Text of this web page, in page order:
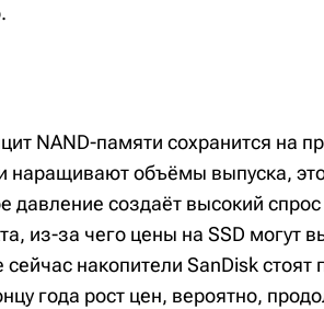
NAND-памяти сохранится на
наращивают объёмы выпуска,
давление создаёт высокий спрос
из-за чего цены на SSD могут
накопители SanDisk стоят
года рост цен, вероятно,